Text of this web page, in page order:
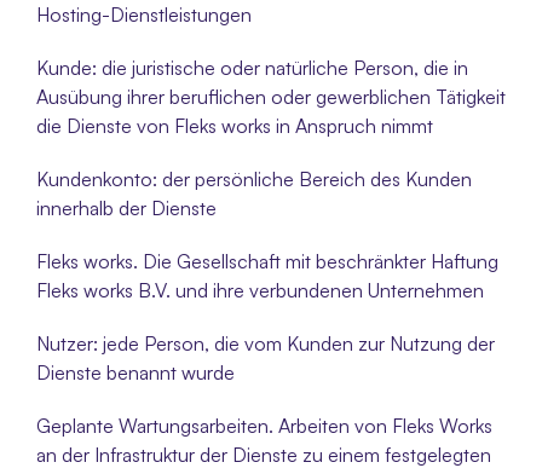
Hosting-Dienstleistungen
Kunde: die juristische oder natürliche Person, die in
Ausübung ihrer beruflichen oder gewerblichen Tätigkeit
die Dienste von Fleks works in Anspruch nimmt
Kundenkonto: der persönliche Bereich des Kunden
innerhalb der Dienste
Fleks works. Die Gesellschaft mit beschränkter Haftung
Fleks works B.V. und ihre verbundenen Unternehmen
Nutzer: jede Person, die vom Kunden zur Nutzung der
Dienste benannt wurde
Geplante Wartungsarbeiten. Arbeiten von Fleks Works
an der Infrastruktur der Dienste zu einem festgelegten